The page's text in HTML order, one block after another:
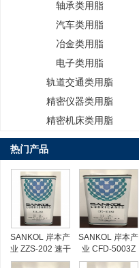
轴承类用脂
汽车类用脂
冶金类用脂
电子类用脂
轨道交通类用脂
精密仪器类用脂
精密机床类用脂
热门产品
SANKOL 岸本产
业 ZZS-202 速干
性润滑油
SANKOL 岸本产
业 CFD-5003Z
速干性润滑油